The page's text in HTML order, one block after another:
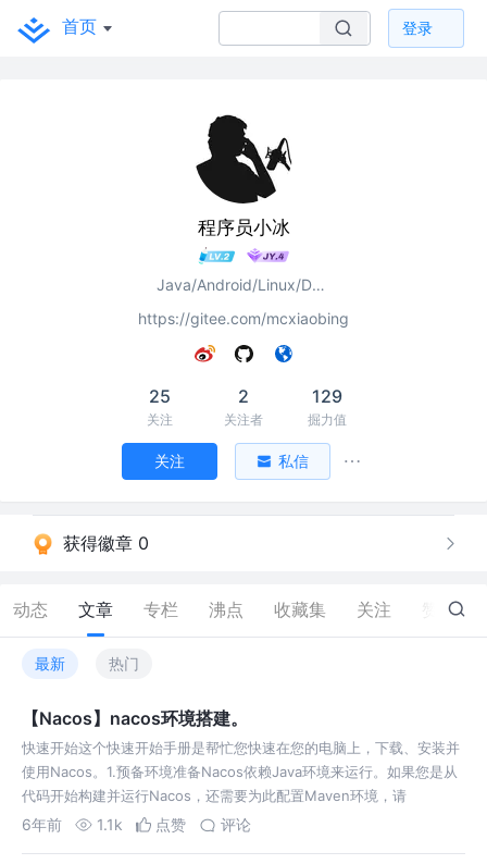
首页 登录
程序员小冰
Java/Android/Linux/Docker
https://gitee.com/mcxiaobing
25
关注
2
关注者
129
掘力值
关注 私信
获得徽章 0
动态 文章 专栏 沸点 收藏集 关注 108
最新 热门
【Nacos】nacos环境搭建。
快速开始这个快速开始手册是帮忙您快速在您的电脑上，下载、安装并
使用Nacos。1.预备环境准备Nacos依赖Java环境来运行。如果您是从
代码开始构建并运行Nacos，还需要为此配置Maven环境，请
6年前 1.1k 点赞 评论